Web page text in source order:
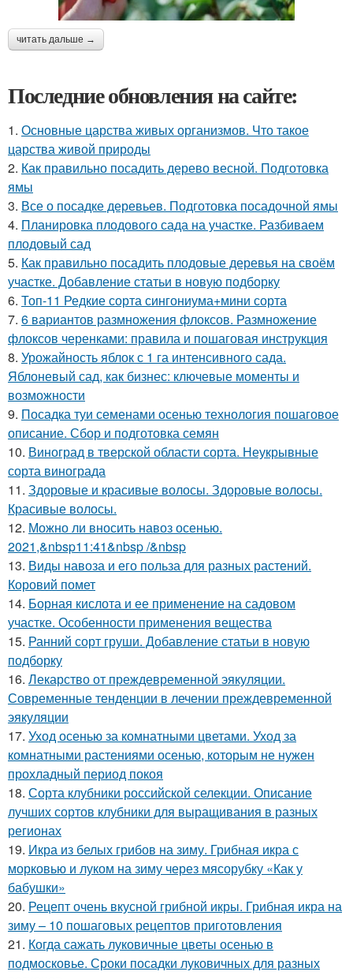
читать дальше →
Последние обновления на сайте:
1. Основные царства живых организмов. Что такое
царства живой природы
2. Как правильно посадить дерево весной. Подготовка
ямы
3. Все о посадке деревьев. Подготовка посадочной ямы
4. Планировка плодового сада на участке. Разбиваем
плодовый сад
5. Как правильно посадить плодовые деревья на своём
участке. Добавление статьи в новую подборку
6. Топ-11 Редкие сорта сингониума+мини сорта
7. 6 вариантов размножения флоксов. Размножение
флоксов черенками: правила и пошаговая инструкция
8. Урожайность яблок с 1 га интенсивного сада.
Яблоневый сад, как бизнес: ключевые моменты и
возможности
9. Посадка туи семенами осенью технология пошаговое
описание. Сбор и подготовка семян
10. Виноград в тверской области сорта. Неукрывные
сорта винограда
11. Здоровые и красивые волосы. Здоровые волосы.
Красивые волосы.
12. Можно ли вносить навоз осенью.
2021,&nbsp11:41&nbsp /&nbsp
13. Виды навоза и его польза для разных растений.
Коровий помет
14. Борная кислота и ее применение на садовом
участке. Особенности применения вещества
15. Ранний сорт груши. Добавление статьи в новую
подборку
16. Лекарство от преждевременной эякуляции.
Современные тенденции в лечении преждевременной
эякуляции
17. Уход осенью за комнатными цветами. Уход за
комнатными растениями осенью, которым не нужен
прохладный период покоя
18. Сорта клубники российской селекции. Описание
лучших сортов клубники для выращивания в разных
регионах
19. Икра из белых грибов на зиму. Грибная икра с
морковью и луком на зиму через мясорубку «Как у
бабушки»
20. Рецепт очень вкусной грибной икры. Грибная икра на
зиму – 10 пошаговых рецептов приготовления
21. Когда сажать луковичные цветы осенью в
подмосковье. Сроки посадки луковичных для разных